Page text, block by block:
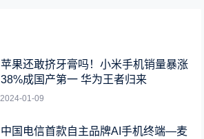
苹果还敢挤牙膏吗！小米手机销量暴涨
38%成国产第一 华为王者归来
2024-01-09
中国电信首款自主品牌AI手机终端—麦